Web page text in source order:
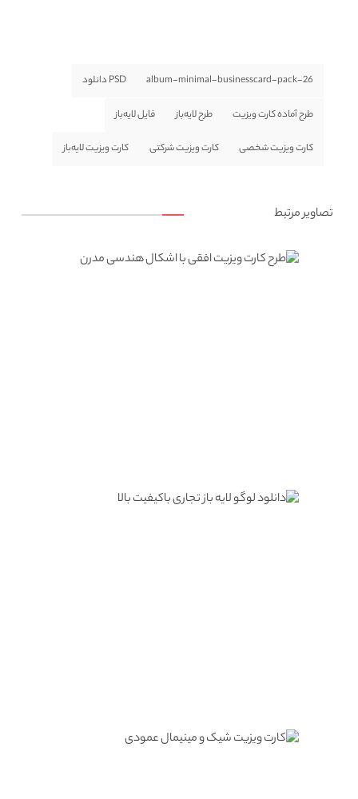
album-minimal-businesscard-pack-26 PSD دانلود
طرح آماده کارت ویزیت طرح لایه‌باز فایل لایه‌باز
کارت ویزیت شخصی کارت ویزیت شرکتی کارت ویزیت لایه‌باز
تصاویر مرتبط